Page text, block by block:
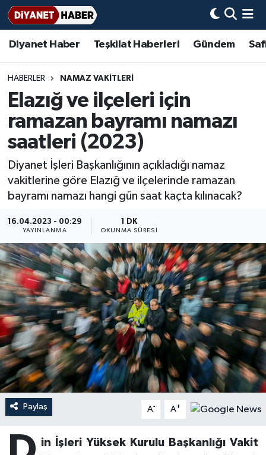
Diyanet Haber Teşkilat Haberleri Gündem
HABERLER NAMAZ VAKITLERI
Elazığ ve ilçeleri için
ramazan bayramı namazı
saatleri (2023)
Diyanet İşleri Başkanlığının açıkladığı namaz
vakitlerine göre Elazığ ve ilçelerinde ramazan
bayramı namazı hangi gün saat kaçta kılınacak?
16.04.2023 - 00:29
YAYINLANMA
1 DK
OKUNMA SÜRESI
Paylaş A- A+
in İşleri Yüksek Kurulu Başkanlığı Vakit
Diyanet Haber
Teşkilat Haberleri
Adana Müftülüğü
Adıyaman Müftülüğü
Afyonkarahisar Müftülüğü
Ağrı Müftülüğü
Aksaray Müftülüğü
Amasya Müftülüğü
Ankara Müftülüğü
Antalya Müftülüğü
Ardahan Müftülüğü
Artvin Müftülüğü
Aydın Müftülüğü
Balıkesir Müftülüğü
Bartın Müftülüğü
Batman Müftülüğü
Gündem
#Keşfet
Bir Ayet
Bir Hikaye
Biyografiler
Dini kavramlar
Diyanet Bilgi
Diyanet Takvimi
Dualar
Hadislerle İslam
Kudüs
Kurban
Mukabele
Peygamberimizin Hayatı
Ramazan
Sahabeler
Basında Bugün
DİYANET eKİTAP
Diyanet Dergi
Aile Dergisi
Aylık Dergi
TDV
Hutbeler
DİYANET AKADEMİ
DİYANET GENÇLİK
DİYANET RADYO/TV
DEPREM
Dünya
İmam Hatip Okulları
Başmakale
Hadis-i Şerifler
Hayat Okumaları
Nöbetçi Eczaneler
Hava Durumu
Ankara Namaz Vakitleri
Trafik Durumu
Süper Lig Puan Durumu ve Fikstür
Tüm Manşetler
Son Dakika Haberleri
Haber Arşivi